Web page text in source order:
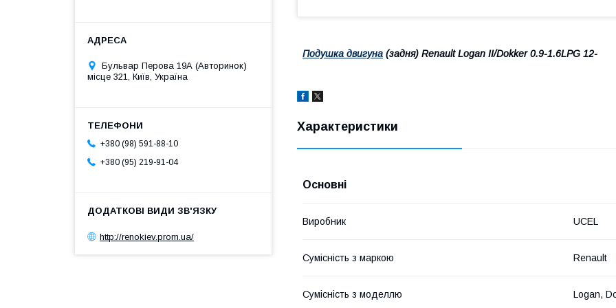
Подушка двигуна (задня) Renault Logan II/Dokker 0.9-1.6LPG 12-
Характеристики
Основні
Виробник UCEL
Сумісність з маркою Renault
Сумісність з моделлю Logan,
Бульвар Перова 19А (Авторинок)
місце 321, Київ, Україна
+380 (98) 591-88-10
+380 (95) 219-91-04
http://renokiev.prom.ua/